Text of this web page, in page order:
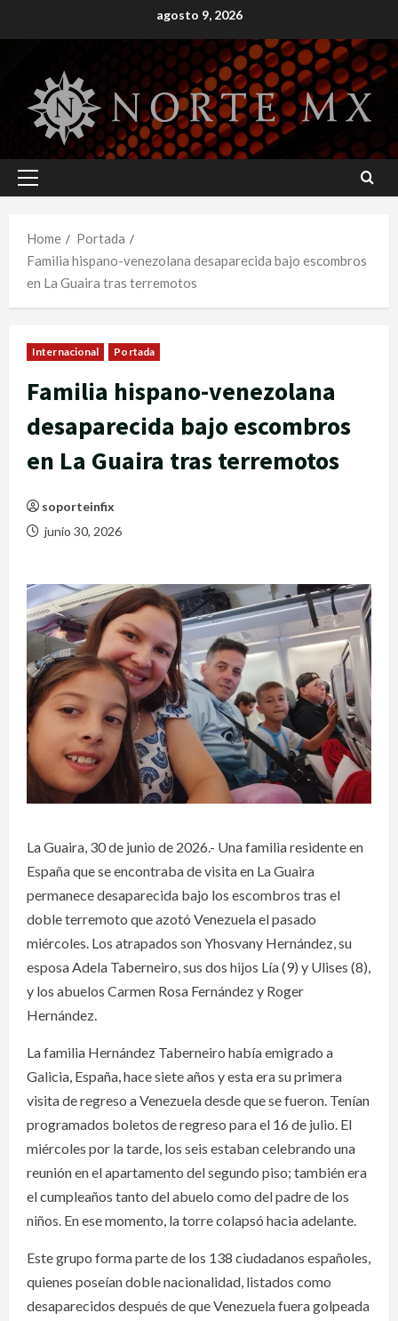
to
agosto 9, 2026
Primary
Home
Portada
Familia hispano-venezolana desaparecida bajo escombros
en La Guaira tras terremotos
Internacional Portada
Familia hispano-venezolana
desaparecida bajo escombros
en La Guaira tras terremotos
soporteinfix
junio 30, 2026
La Guaira, 30 de junio de 2026.- Una familia residente en
España que se encontraba de visita en La Guaira
permanece desaparecida bajo los escombros tras el
doble terremoto que azotó Venezuela el pasado
miércoles. Los atrapados son Yhosvany Hernández, su
esposa Adela Taberneiro, sus dos hijos Lía (9) y Ulises (8),
y los abuelos Carmen Rosa Fernández y Roger
Hernández.
La familia Hernández Taberneiro había emigrado a
Galicia, España, hace siete años y esta era su primera
visita de regreso a Venezuela desde que se fueron. Tenían
programados boletos de regreso para el 16 de julio. El
miércoles por la tarde, los seis estaban celebrando una
reunión en el apartamento del segundo piso; también era
el cumpleaños tanto del abuelo como del padre de los
niños. En ese momento, la torre colapsó hacia adelante.
Este grupo forma parte de los 138 ciudadanos españoles,
quienes poseían doble nacionalidad, listados como
desaparecidos después de que Venezuela fuera golpeada